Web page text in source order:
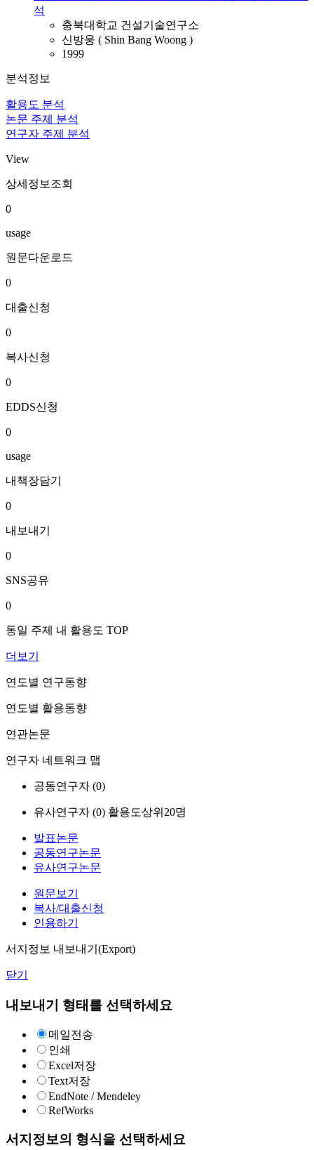
석
충북대학교 건설기술연구소
신방웅 ( Shin Bang Woong )
1999
분석정보
활용도 분석
논문 주제 분석
연구자 주제 분석
View
상세정보조회
0
usage
원문다운로드
0
대출신청
0
복사신청
0
EDDS신청
0
usage
내책장담기
0
내보내기
0
SNS공유
0
동일 주제 내 활용도 TOP
더보기
연도별 연구동향
연도별 활용동향
연관논문
연구자 네트워크 맵
공동연구자 (0)
유사연구자 (0) 활용도상위20명
발표논문
공동연구논문
유사연구논문
원문보기
복사/대출신청
인용하기
서지정보 내보내기(Export)
닫기
내보내기 형태를 선택하세요
메일전송
인쇄
Excel저장
Text저장
EndNote / Mendeley
RefWorks
서지정보의 형식을 선택하세요